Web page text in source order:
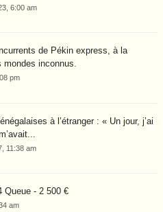
6:00 am
de Pékin express, à la
mondes inconnus.
pm
à l’étranger : « Un jour, j’ai
11:38 am
Queue - 2 500 €
am